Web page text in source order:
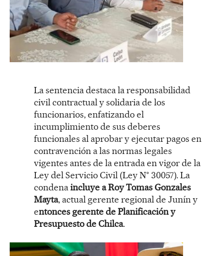
La sentencia destaca la responsabilidad
civil contractual y solidaria de los
funcionarios, enfatizando el
incumplimiento de sus deberes
funcionales al aprobar y ejecutar pagos en
contravención a las normas legales
vigentes antes de la entrada en vigor de la
Ley del Servicio Civil (Ley N° 30057). La
condenaincluye a Roy Tomas Gonzales
Mayta, actual gerente regional de Junín y
entonces gerente de Planificación y
Presupuesto de Chilca.